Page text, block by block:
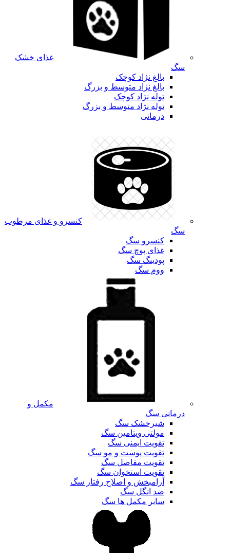
غذای خشک
سگ
بالغ نژاد کوچک
بالغ نژاد متوسط و بزرگ
توله نژاد کوچک
توله نژاد متوسط و بزرگ
درمانی
کنسرو و غذای مرطوب
سگ
کنسرو سگ
غذای پوچ سگ
پودینگ سگ
ووم سگ
مکمل و
درمانی سگ
شیرخشک سگ
مولتی ویتامین سگ
تقویت ایمنی سگ
تقویت پوست و مو سگ
تقویت مفاصل سگ
تقویت استخوان سگ
آرامبخش و اصلاح رفتار سگ
ضد انگل سگ
سایر مکمل ها سگ